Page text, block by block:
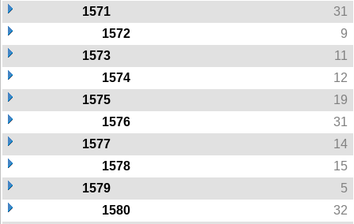
1571
31
1572
9
1573
11
1574
12
1575
19
1576
31
1577
14
1578
15
1579
5
1580
32